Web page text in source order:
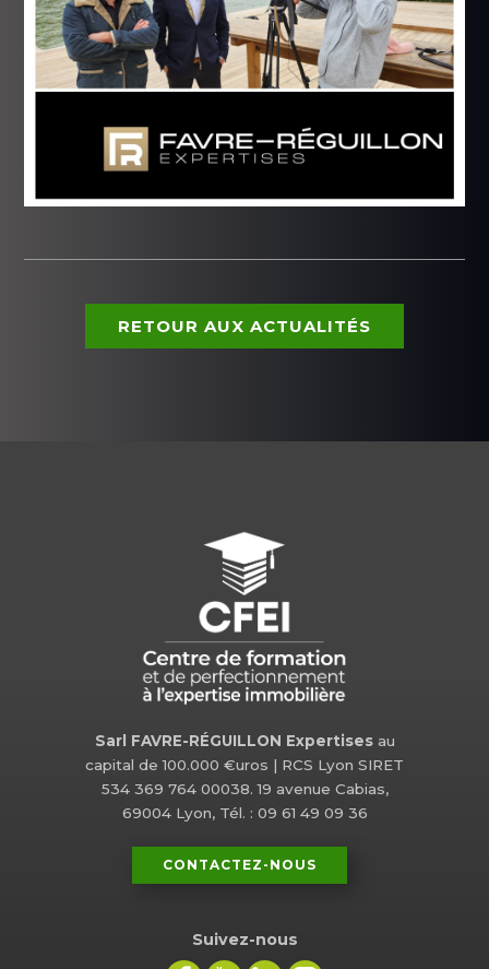
RETOUR AUX ACTUALITÉS
Sarl FAVRE-RÉGUILLON Expertisesau
capital de 100.000 €uros | RCS Lyon SIRET
534 369 764 00038. 19 avenue Cabias,
69004 Lyon, Tél. : 09 61 49 09 36
CONTACTEZ-NOUS
Suivez-nous